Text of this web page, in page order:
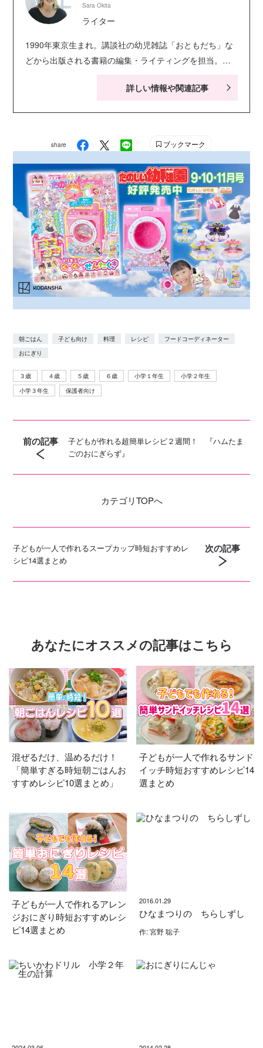
Sara Okita
ライター
1990年東京生まれ。講談社の幼児雑誌「おともだち」な
どから出版される書籍の編集・ライティングを担当。
イラスト制作や写真撮影が趣味。現在一児の母として育
詳しい情報や関連記事
share ブックマーク
朝ごはん 子ども向け 料理 レシピ
フードコーディネーター
おにぎり
３歳 ４歳 ５歳 ６歳 小学１年生
小学２年生
小学３年生
保護者向け
前の記事
子どもが作れる超簡単レシピ２週間！ 『ハムたま
ごのおにぎらず』
カテゴリTOPへ
子どもが一人で作れるスープカップ時短おすすめレ
シピ14選まとめ
次の記事
あなたにオススメの記事はこちら
混ぜるだけ、温めるだけ！
「簡単すぎる時短朝ごはんお
すすめレシピ10選まとめ」
子どもが一人で作れるサンド
イッチ時短おすすめレシピ14
選まとめ
子どもが一人で作れるアレン
ジおにぎり時短おすすめレシ
ピ14選まとめ
2016.01.29
ひなまつりの ちらしずし
作: 宮野 聡子